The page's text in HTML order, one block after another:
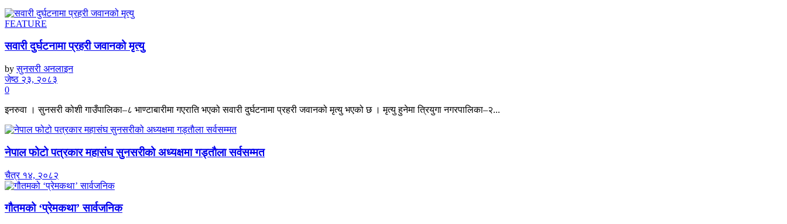
FEATURE
सवारी दुर्घटनामा प्रहरी जवानको मृत्यु
by सुनसरी अनलाइन
जेष्ठ २३, २०८३
0
इनरुवा । सुनसरी कोशी गाउँपालिका–८ भाण्टाबारीमा गएराति भएको सवारी दुर्घटनामा प्रहरी जवानको मृत्यु भएको छ । मृत्यु हुनेमा त्रियुगा नगरपालिका–२...
नेपाल फोटो पत्रकार महासंघ सुनसरीको अध्यक्षमा गड्ताैला सर्वसम्मत
चैत्र १४, २०८२
गौतमको ‘प्रेमकथा’ सार्वजनिक